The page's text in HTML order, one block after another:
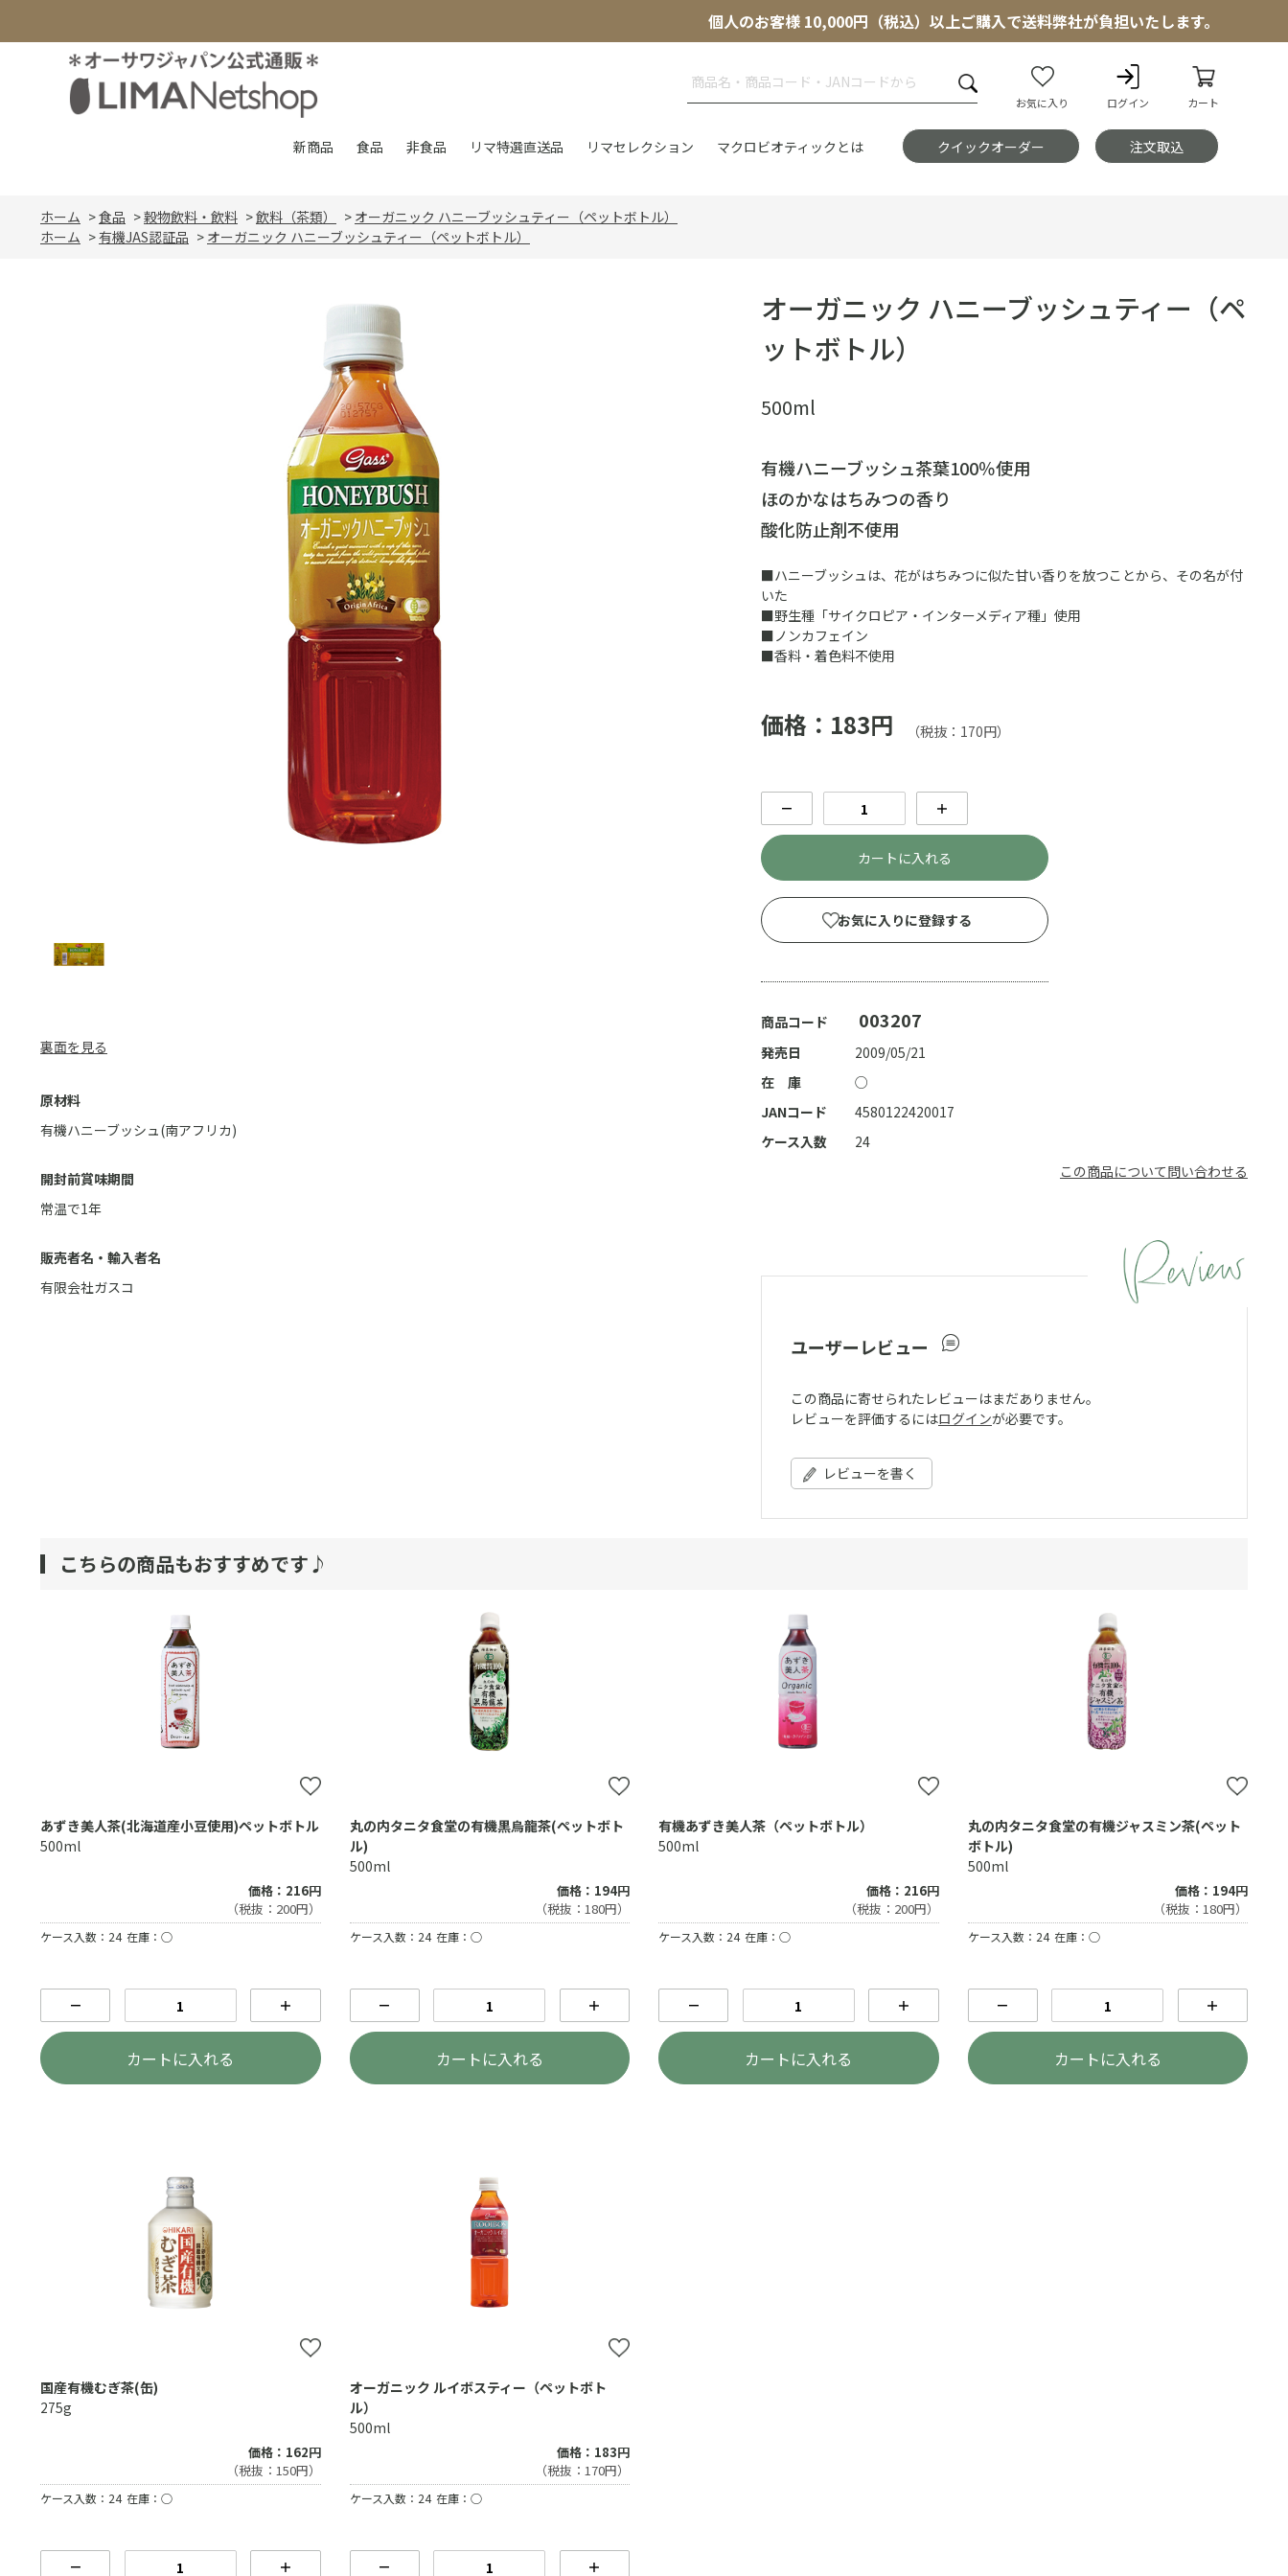
個人のお客様 10,000円（税込）以上ご購入で送料弊社が負担いたします。
お気に入り ログイン カート
新商品 食品 非食品 リマ特選直送品 リマセレクション マクロビオティックとは クイックオーダー 注文取込
ホーム >食品 >穀物飲料・飲料 >飲料（茶類） > オーガニック ハニーブッシュティー（ペットボトル）
ホーム >有機JAS認証品 > オーガニック ハニーブッシュティー（ペットボトル）
裏面を見る
原材料
有機ハニーブッシュ(南アフリカ)
開封前賞味期間
常温で1年
販売者名・輸入者名
有限会社ガスコ
オーガニック ハニーブッシュティー（ペ
ットボトル）
500ml
有機ハニーブッシュ茶葉100％使用
ほのかなはちみつの香り
酸化防止剤不使用
■ハニーブッシュは、花がはちみつに似た甘い香りを放つことから、その名が付
いた
■野生種「サイクロピア・インターメディア種」使用
■ノンカフェイン
■香料・着色料不使用
価格：183円 （税抜：170円）
商品コード 003207
発売日
2009/05/21
在 庫
○
－ ＋
カートに入れる
お気に入りに登録する
JANコード
4580122420017
ケース入数
24
この商品について問い合わせる
ユーザーレビュー
この商品に寄せられたレビューはまだありません。
レビューを評価するにはログインが必要です。
レビューを書く
こちらの商品もおすすめです♪
あずき美人茶(北海道産小豆使用)ペットボトル
500ml
価格：216円
（税抜：200円）
ケース入数：24 在庫：○
－ ＋
カートに入れる
丸の内タニタ食堂の有機黒烏龍茶(ペットボト
ル)
500ml
価格：194円
（税抜：180円）
ケース入数：24 在庫：○
－ ＋
カートに入れる
有機あずき美人茶（ペットボトル）
500ml
価格：216円
（税抜：200円）
ケース入数：24 在庫：○
－ ＋
カートに入れる
丸の内タニタ食堂の有機ジャスミン茶(ペット
ボトル)
500ml
価格：194円
（税抜：180円）
ケース入数：24 在庫：○
－ ＋
カートに入れる
国産有機むぎ茶(缶)
275g
価格：162円
（税抜：150円）
ケース入数：24 在庫：○
－ ＋
オーガニック ルイボスティー（ペットボト
ル）
500ml
価格：183円
（税抜：170円）
ケース入数：24 在庫：○
－ ＋